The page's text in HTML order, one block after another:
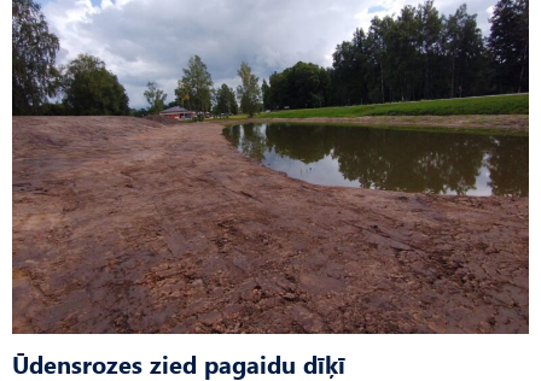
Ūdensrozes zied pagaidu dīķī